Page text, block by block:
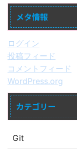
メタ情報
ログイン
投稿フィード
コメントフィード
WordPress.org
カテゴリー
Git